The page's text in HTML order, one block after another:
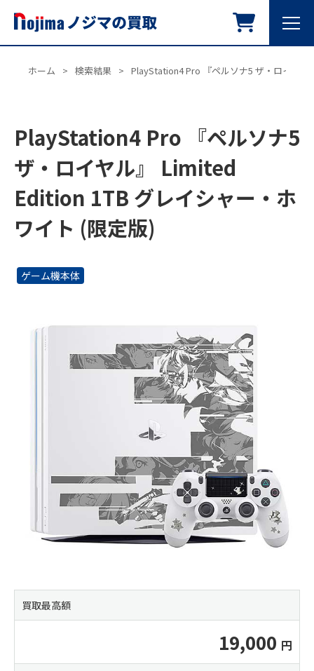
ホーム > 検索結果 > PlayStation4 Pro 『ペルソナ5 ザ・ロイヤ
PlayStation4 Pro 『ペルソナ5
ザ・ロイヤル』 Limited
Edition 1TB グレイシャー・ホ
ワイト (限定版)
ゲーム機本体
買取最高額
19,000